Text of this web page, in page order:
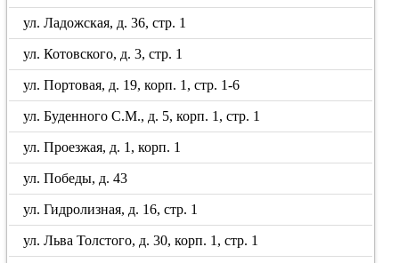
ул. Ладожская, д. 36, стр. 1
ул. Котовского, д. 3, стр. 1
ул. Портовая, д. 19, корп. 1, стр. 1-6
ул. Буденного С.М., д. 5, корп. 1, стр. 1
ул. Проезжая, д. 1, корп. 1
ул. Победы, д. 43
ул. Гидролизная, д. 16, стр. 1
ул. Льва Толстого, д. 30, корп. 1, стр. 1